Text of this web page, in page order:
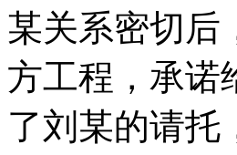
某关系密切后
方工程，承诺
了刘某的请托